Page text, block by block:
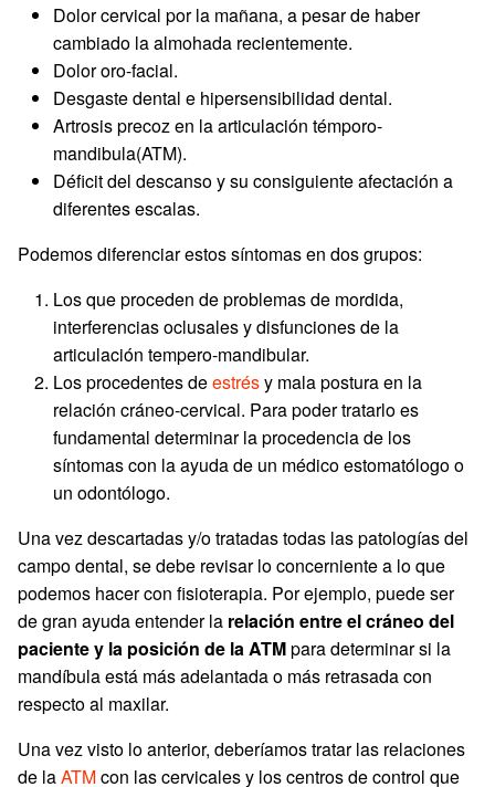
Dolor cervical por la mañana, a pesar de haber
cambiado la almohada recientemente.
Dolor oro-facial.
Desgaste dental e hipersensibilidad dental.
Artrosis precoz en la articulación témporo-
mandibula(ATM).
Déficit del descanso y su consiguiente afectación a
diferentes escalas.
Podemos diferenciar estos síntomas en dos grupos:
Los que proceden de problemas de mordida,
interferencias oclusales y disfunciones de la
articulación tempero-mandibular.
Los procedentes deestrésy mala postura en la
relación cráneo-cervical. Para poder tratarlo es
fundamental determinar la procedencia de los
síntomas con la ayuda de un médico estomatólogo o
un odontólogo.
Una vez descartadas y/o tratadas todas las patologías del
campo dental, se debe revisar lo concerniente a lo que
podemos hacer con fisioterapia. Por ejemplo, puede ser
de gran ayuda entender la relación entre el cráneo del
paciente y la posición de la ATMpara determinar si la
mandíbula está más adelantada o más retrasada con
respecto al maxilar.
Una vez visto lo anterior, deberíamos tratar las relaciones
de laATMcon las cervicales y los centros de control que